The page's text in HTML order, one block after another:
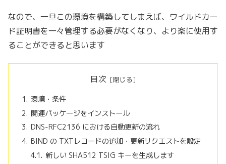
なので、一旦この環境を構築してしまえば、ワイルドカー
ド証明書を一々管理する必要がなくなり、より楽に使用す
ることができると思います
目次
環境・条件
関連パッケージをインストール
DNS-RFC2136 における自動更新の流れ
BIND の TXTレコードの追加・更新リクエストを設定
新しい SHA512 TSIG キーを生成します